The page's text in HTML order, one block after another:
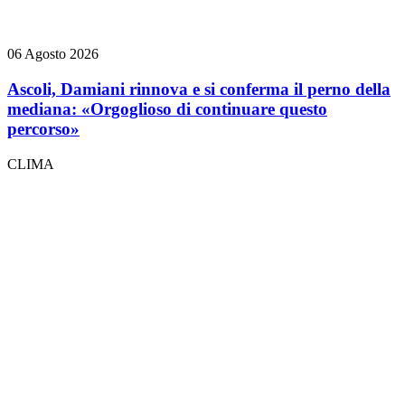
06 Agosto 2026
Ascoli, Damiani rinnova e si conferma il perno della
mediana: «Orgoglioso di continuare questo
percorso»
CLIMA